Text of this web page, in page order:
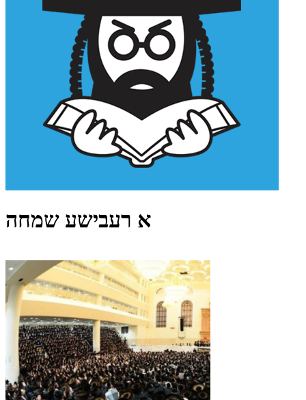
א רעבישע שמחה